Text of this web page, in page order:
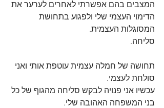
המצבים בהם אפשרתי לאחרים לערער את
הדימוי העצמי שלי ולפגוע בתחושת
המסוגלות העצמית.
סליחה.
תחושה של חמלה עצמית עוטפת אותי ואני
סולחת לעצמי.
עכשיו אני פנויה לבקש סליחה מהגוף של כל
בני המשפחה האהובה שלי.